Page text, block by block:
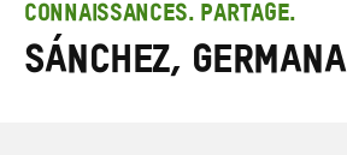
Saisir
les
termes
CONNAISSANCES. PARTAGE.
Sánchez, Germana